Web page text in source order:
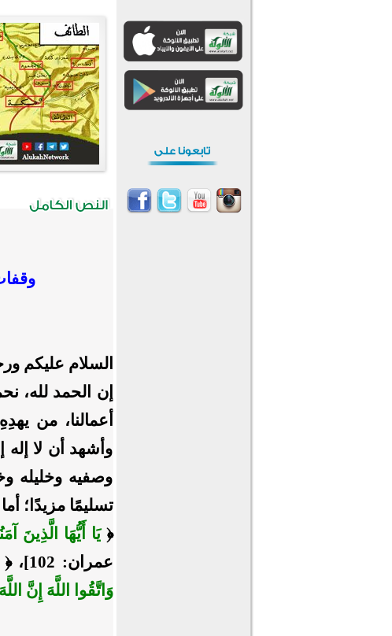
السلام عليكم
إن الحمد لله،
أعمالنا، من
وأشهد أن لا
وصفيه وخليله
تسليمًا مزيدًا؛
﴿يَا أَيُّهَا الَّذِينَ
عمران: 102]، ﴿
وَاتَّقُوا اللَّهَ إِنَّ
الصيفية للمسلمين في بينزا
وساراتوف وموردوفيا هذا العام
اختتام الدورة التاسعة لمسابقة حفظ
وتلاوة القرآن الكريم في أزناكاييف
تيسليتش تختتم برنامجا تعليميا لتعزيز
القيم وبناء الشخصية للشباب
المسلمين
اختتام منافسات قرآنية متميزة في
مسابقة المعلومات الإسلامية